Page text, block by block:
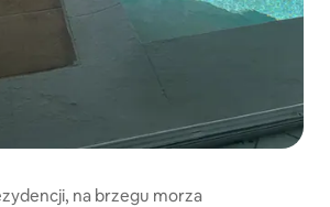
na brzegu morza